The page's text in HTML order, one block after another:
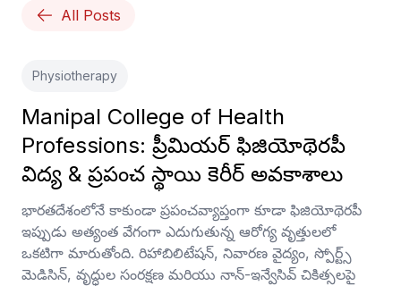
All Posts
Physiotherapy
Manipal College of Health
Professions: ప్రీమియర్ ఫిజియోథెరపీ
విద్య & ప్రపంచ స్థాయి కెరీర్ అవకాశాలు
భారతదేశంలోనే కాకుండా ప్రపంచవ్యాప్తంగా కూడా ఫిజియోథెరపీ
ఇప్పుడు అత్యంత వేగంగా ఎదుగుతున్న ఆరోగ్య వృత్తులలో
ఒకటిగా మారుతోంది. రిహాబిలిటేషన్, నివారణ వైద్యం, స్పోర్ట్స్
మెడిసిన్, వృద్ధుల సంరక్షణ మరియు నాన్-ఇన్వేసివ్ చికిత్సలపై